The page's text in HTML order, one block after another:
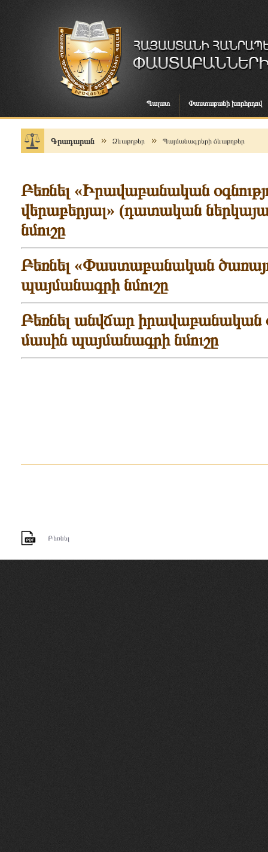
Պալատ Փաստաբանի խորհրդով
Գրադարան Ձևաթղթեր Պայմանագրերի ձևաթղթեր
Բեռնել «Իրավաբանական
վերաբերյալ» (դատական
նմուշը
Բեռնել «Փաստաբանական
պայմանագրի նմուշը
Բեռնել անվճար իրավաբանական
մասինպայմանագրի նմուշը
Բեռնել